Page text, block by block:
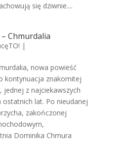
się dziwnie....
Chmurdalia
|
nowa powieść
kontynuacja znakomitej
jednej z najciekawszych
ostatnich lat. Po nieudanej
zakończonej
Dominika Chmura